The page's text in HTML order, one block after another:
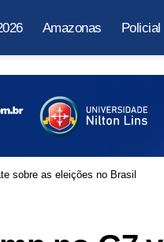
Amazonas Policial
sobre as eleições no Brasil